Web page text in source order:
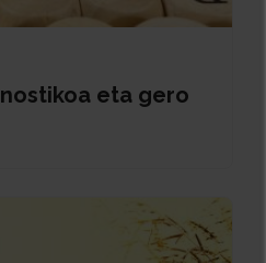
eta gero